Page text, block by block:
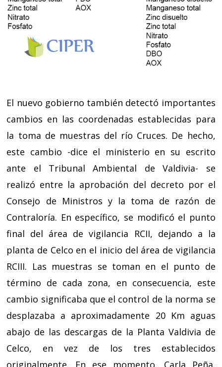
El nuevo gobierno también detectó importantes
cambios en las coordenadas establecidas para
la toma de muestras del río Cruces. De hecho,
este cambio -dice el ministerio en su escrito
ante el Tribunal Ambiental de Valdivia- se
realizó entre la aprobación del decreto por el
Consejo de Ministros y la toma de razón de
Contraloría. En específico, se modificó el punto
final del área de vigilancia RCII, dejando a la
planta de Celco en el inicio del área de vigilancia
RCIII. Las muestras se toman en el punto de
término de cada zona, en consecuencia, este
cambio significaba que el control de la norma se
desplazaba a aproximadamente 20 Km aguas
abajo de las descargas de la Planta Valdivia de
Celco, en vez de los tres establecidos
originalmente. En ese momento, Carla Peña,